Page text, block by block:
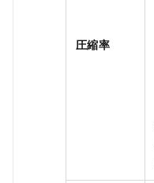
圧縮率